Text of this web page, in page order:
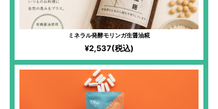
ミネラル発酵モリンガ生醤油糀
¥2,537(税込)